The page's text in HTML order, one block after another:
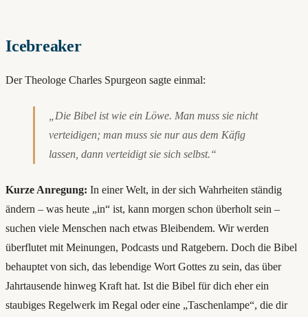
Icebreaker
Der Theologe Charles Spurgeon sagte einmal:
„Die Bibel ist wie ein Löwe. Man muss sie nicht
verteidigen; man muss sie nur aus dem Käfig
lassen, dann verteidigt sie sich selbst.“
Kurze Anregung: In einer Welt, in der sich Wahrheiten ständig
ändern – was heute „in“ ist, kann morgen schon überholt sein –
suchen viele Menschen nach etwas Bleibendem. Wir werden
überflutet mit Meinungen, Podcasts und Ratgebern. Doch die Bibel
behauptet von sich, das lebendige Wort Gottes zu sein, das über
Jahrtausende hinweg Kraft hat. Ist die Bibel für dich eher ein
staubiges Regelwerk im Regal oder eine „Taschenlampe“, die dir